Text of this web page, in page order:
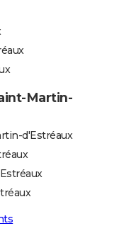
Martin-
d'Estréaux